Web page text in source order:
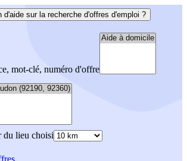
d'aide sur la recherche d'offres d'emploi ?
mot-clé, numéro d'offre
du lieu choisi